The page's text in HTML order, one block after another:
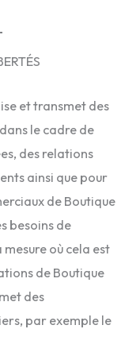
et transmet des
le cadre de
des relations
ainsi que pour
de Boutique
besoins de
où cela est
de Boutique
des
par exemple le